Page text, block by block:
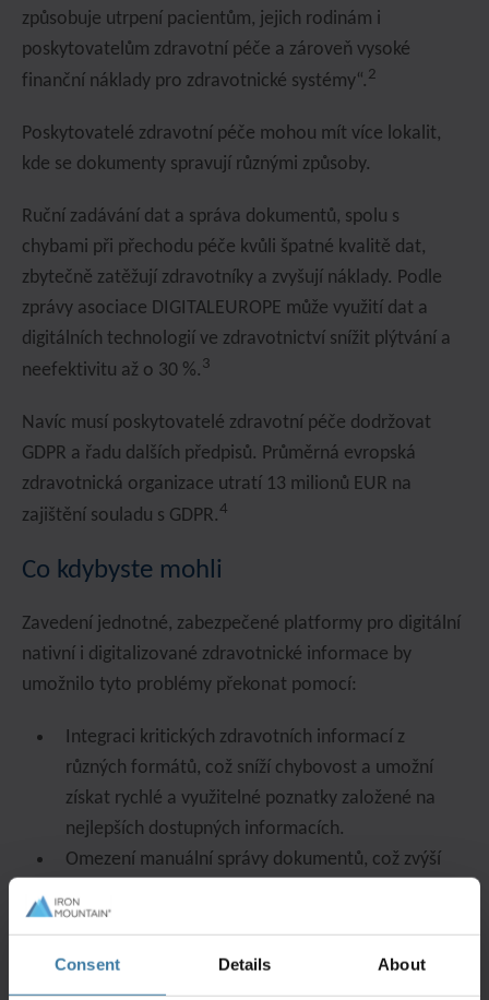
Consent Details About
způsobuje utrpení pacientům, jejich rodinám i
poskytovatelům zdravotní péče a zároveň vysoké
finanční náklady pro zdravotnické systémy“. 2
Poskytovatelé zdravotní péče mohou mít více lokalit,
kde se dokumenty spravují různými způsoby.
Ruční zadávání dat a správa dokumentů, spolu s
chybami při přechodu péče kvůli špatné kvalitě dat,
zbytečně zatěžují zdravotníky a zvyšují náklady. Podle
zprávy asociace DIGITALEUROPE může využití dat a
digitálních technologií ve zdravotnictví snížit plýtvání a
neefektivitu až o 30 %. 3
Navíc musí poskytovatelé zdravotní péče dodržovat
GDPR a řadu dalších předpisů. Průměrná evropská
zdravotnická organizace utratí 13 milionů EUR na
zajištění souladu s GDPR.4
Co kdybyste mohli
Zavedení jednotné, zabezpečené platformy pro digitální
nativní i digitalizované zdravotnické informace by
umožnilo tyto problémy překonat pomocí:
Integraci kritických zdravotních informací z
různých formátů, což sníží chybovost a umožní
získat rychlé a využitelné poznatky založené na
nejlepších dostupných informacích.
Omezení manuální správy dokumentů, což zvýší
Ochraně údajů o pacientech a optimalizaci správy